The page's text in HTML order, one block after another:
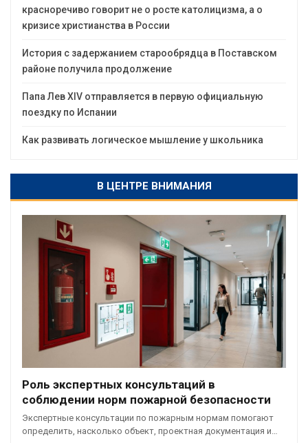
красноречиво говорит не о росте католицизма, а о
кризисе христианства в России
История с задержанием старообрядца в Поставском
районе получила продолжение
Папа Лев XIV отправляется в первую официальную
поездку по Испании
Как развивать логическое мышление у школьника
В ЦЕНТРЕ ВНИМАНИЯ
Роль экспертных консультаций в
соблюдении норм пожарной безопасности
Экспертные консультации по пожарным нормам помогают
определить, насколько объект, проектная документация и…